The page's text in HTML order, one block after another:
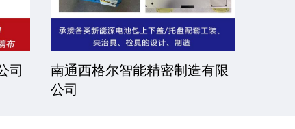
司
南通西格尔智能精密制造有限
公司